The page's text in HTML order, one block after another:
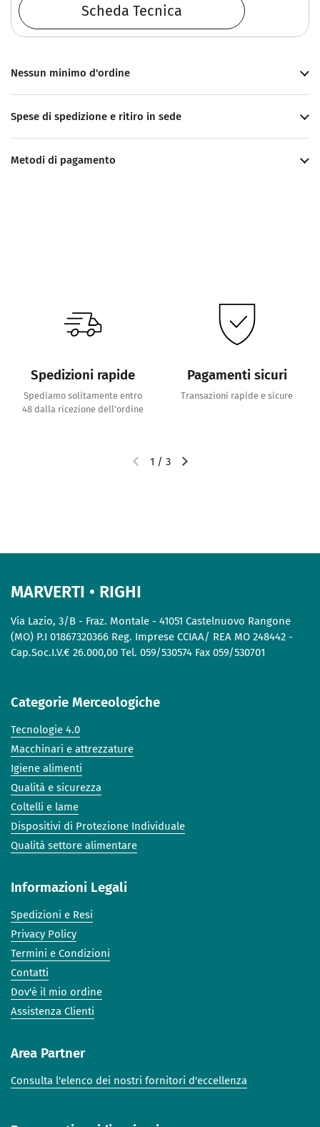
Scheda Tecnica
Nessun minimo d'ordine
Spese di spedizione e ritiro in sede
Metodi di pagamento
Spedizioni rapide
Spediamo solitamente entro
48 dalla ricezione dell'ordine
Pagamenti sicuri
Transazioni rapide e sicure
1 / 3
MARVERTI • RIGHI
Via Lazio, 3/B - Fraz. Montale - 41051 Castelnuovo Rangone
(MO) P.I 01867320366 Reg. Imprese CCIAA/ REA MO 248442 -
Cap.Soc.I.V.€ 26.000,00 Tel. 059/530574 Fax 059/530701
Categorie Merceologiche
Tecnologie 4.0
Macchinari e attrezzature
Igiene alimenti
Qualità e sicurezza
Coltelli e lame
Dispositivi di Protezione Individuale
Qualità settore alimentare
Informazioni Legali
Spedizioni e Resi
Privacy Policy
Termini e Condizioni
Contatti
Dov'è il mio ordine
Assistenza Clienti
Area Partner
Consulta l'elenco dei nostri fornitori d'eccellenza